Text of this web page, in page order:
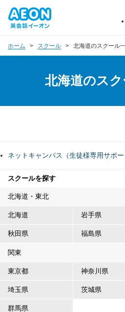
ホーム スクール 北海道のスクール
北海道のス
ネットキャンパス（生徒様専用サポー
スクールを探す
北海道・東北
北海道 岩手県
秋田県 福島県
関東
東京都 神奈川県
埼玉県 茨城県
群馬県